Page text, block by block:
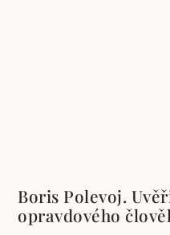
Boris Polevoj.
opravdového